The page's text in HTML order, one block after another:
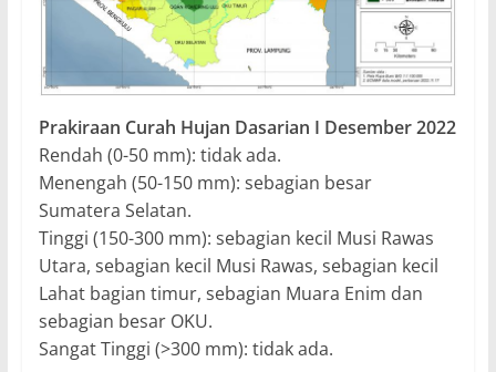
Prakiraan Curah Hujan Dasarian I Desember 2022
Rendah (0-50 mm): tidak ada.
Menengah (50-150 mm): sebagian besar
Sumatera Selatan.
Tinggi (150-300 mm): sebagian kecil Musi Rawas
Utara, sebagian kecil Musi Rawas, sebagian kecil
Lahat bagian timur, sebagian Muara Enim dan
sebagian besar OKU.
Sangat Tinggi (>300 mm): tidak ada.